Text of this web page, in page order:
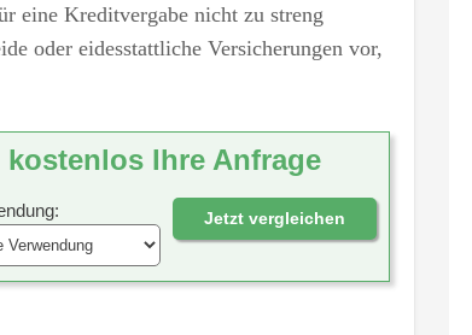
eine Kreditvergabe nicht zu streng
oder eidesstattliche Versicherungen vor,
Ihre Anfrage
Jetzt vergleichen